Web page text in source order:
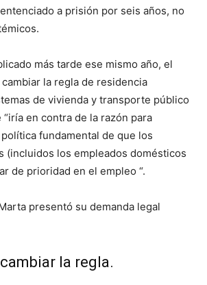
a prisión por seis años, no
más tarde ese mismo año, el
la regla de residencia
de vivienda y transporte público
en contra de la razón para
fundamental de que los
(incluidos los empleados domésticos
de prioridad en el empleo “.
presentó su demanda legal
la regla.